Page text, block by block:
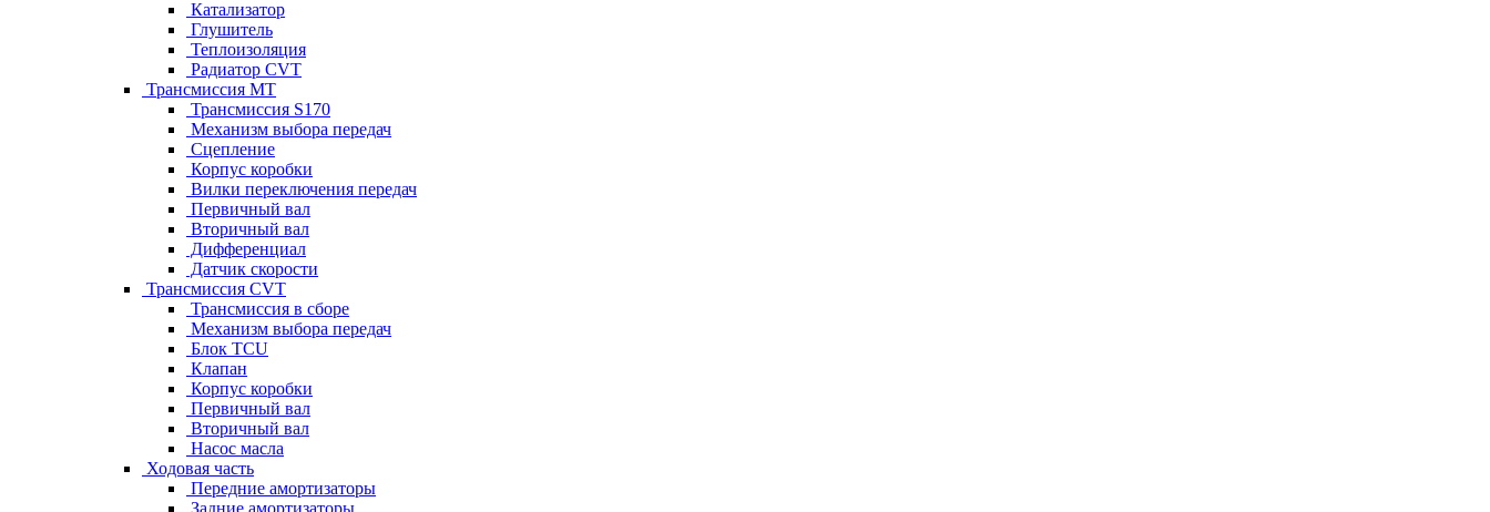
Катализатор
Глушитель
Теплоизоляция
Радиатор CVT
Трансмиссия MT
Трансмиссия S170
Механизм выбора передач
Сцепление
Корпус коробки
Вилки переключения передач
Первичный вал
Вторичный вал
Дифференциал
Датчик скорости
Трансмиссия CVT
Трансмиссия в сборе
Механизм выбора передач
Блок TCU
Клапан
Корпус коробки
Первичный вал
Вторичный вал
Насос масла
Ходовая часть
Передние амортизаторы
Задние амортизаторы